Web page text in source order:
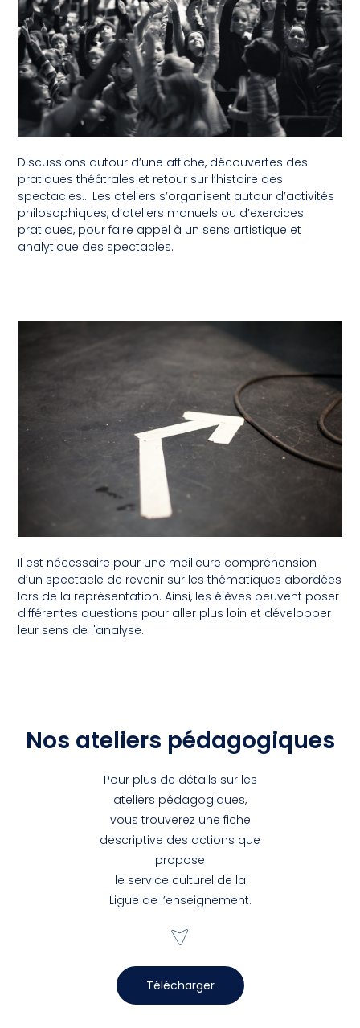
Discussions autour d’une affiche, découvertes des
pratiques théâtrales et retour sur l’histoire des
spectacles… Les ateliers s’organisent autour d’activités
philosophiques, d’ateliers manuels ou d’exercices
pratiques, pour faire appel à un sens artistique et
analytique des spectacles.
Il est nécessaire pour une meilleure compréhension
d’un spectacle de revenir sur les thématiques abordées
lors de la représentation. Ainsi, les élèves peuvent poser
différentes questions pour aller plus loin et développer
leur sens de l'analyse.
Nos ateliers pédagogiques
Pour plus de détails sur les
ateliers pédagogiques,
vous trouverez une fiche
descriptive des actions que
propose
le service culturel de la
Ligue de l’enseignement.
Télécharger